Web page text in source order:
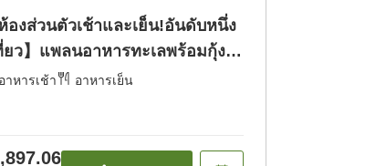
งส่วนตัวเช้าและเย็น!อันดับหนึ่ง
ว】แพลนอาหารทะเลพร้อมกุ้งอิ
เรือ [อาหารเช้า] [อาหารเย็น]
อาหารเช้า อาหารเย็น